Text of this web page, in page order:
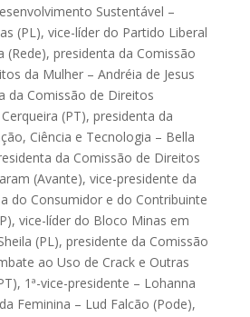
Sustentável –
(PL), vice-líder do Partido Liberal
(Rede), presidenta da Comissão
da Mulher – Andréia de Jesus
da Comissão de Direitos
(PT), presidenta da
Ciência e Tecnologia – Bella
da Comissão de Direitos
(Avante), vice-presidente da
do Consumidor e do Contribuinte
vice-líder do Bloco Minas em
(PL), presidente da Comissão
ao Uso de Crack e Outras
1ª-vice-presidente – Lohanna
Feminina – Lud Falcão (Pode),